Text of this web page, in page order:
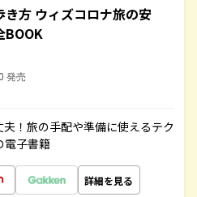
き方 ウィズコロナ旅の安
BOOK
発売
！旅の手配や準備に使えるテク
電子書籍
詳細を見る